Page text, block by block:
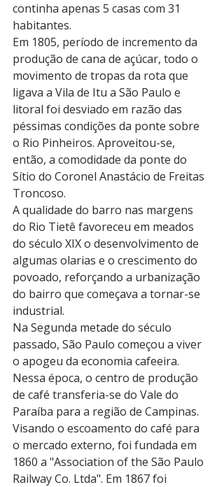
continha apenas 5 casas com 31
habitantes.
Em 1805, período de incremento da
produção de cana de açúcar, todo o
movimento de tropas da rota que
ligava a Vila de Itu a São Paulo e
litoral foi desviado em razão das
péssimas condições da ponte sobre
o Rio Pinheiros. Aproveitou-se,
então, a comodidade da ponte do
Sítio do Coronel Anastácio de Freitas
Troncoso.
A qualidade do barro nas margens
do Rio Tietê favoreceu em meados
do século XIX o desenvolvimento de
algumas olarias e o crescimento do
povoado, reforçando a urbanização
do bairro que começava a tornar-se
industrial.
Na Segunda metade do século
passado, São Paulo começou a viver
o apogeu da economia cafeeira.
Nessa época, o centro de produção
de café transferia-se do Vale do
Paraíba para a região de Campinas.
Visando o escoamento do café para
o mercado externo, foi fundada em
1860 a "Association of the São Paulo
Railway Co. Ltda". Em 1867 foi